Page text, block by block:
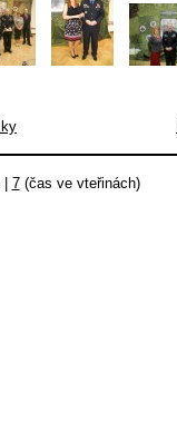
| 7(čas ve vteřinách)